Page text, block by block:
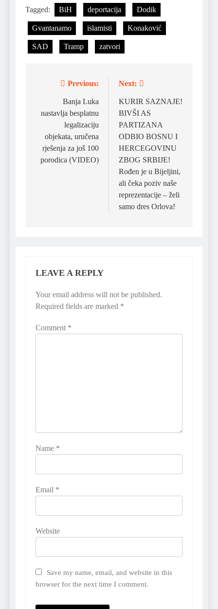
Tagged: BiH deportacija Dodik
Gvantanamo islamisti Konaković
SAD Tramp zatvori
navigation
Previous:
Banja Luka
nastavlja besplatnu
legalizaciju
objekata, uručena
rješenja za još 100
porodica (VIDEO)
Next:
KURIR SAZNAJE!
BIVŠI AS
PARTIZANA
ODBIO BOSNU I
HERCEGOVINU
ZBOG SRBIJE!
Rođen je u Bijeljini,
ali čeka poziv naše
reprezentacije – želi
samo dres Orlova!
LEAVE A REPLY
Your email address will not be published.
Required fields are marked *
Comment *
Name *
Email *
Website
Save my name, email, and website in this
browser for the next time I comment.